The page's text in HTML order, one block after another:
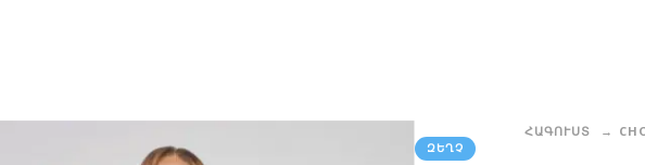
ԶԵՂՉ
ՀԱԳՈՒՍՏ